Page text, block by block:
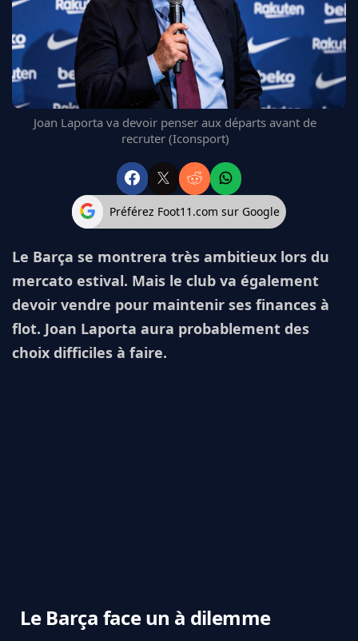
FC BARCELONE
MANCHESTER UNITED
CHELSEA
ARSENAL
L'AVIS DE LA RÉDAC'
Joan Laporta va devoir penser aux départs avant de
recruter (Iconsport)
Préférez Foot11.com sur Google
Le Barça se montrera très ambitieux lors du
mercato estival. Mais le club va également
devoir vendre pour maintenir ses finances à
flot. Joan Laporta aura probablement des
choix difficiles à faire.
Le Barça face un à dilemme